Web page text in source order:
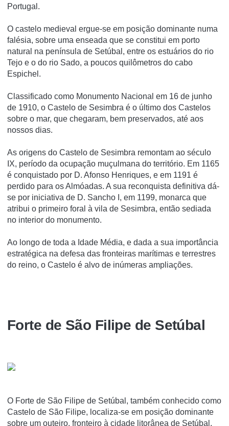
Portugal.
O castelo medieval ergue-se em posição dominante numa
falésia, sobre uma enseada que se constitui em porto
natural na pení­nsula de Setúbal, entre os estuários do rio
Tejo e o do rio Sado, a poucos quilômetros do cabo
Espichel.
Classificado como Monumento Nacional em 16 de junho
de 1910, o Castelo de Sesimbra é o último dos Castelos
sobre o mar, que chegaram, bem preservados, até aos
nossos dias.
As origens do Castelo de Sesimbra remontam ao século
IX, período da ocupação muçulmana do território. Em 1165
é conquistado por D. Afonso Henriques, e em 1191 é
perdido para os Almóadas. A sua reconquista definitiva dá-
se por iniciativa de D. Sancho I, em 1199, monarca que
atribui o primeiro foral à vila de Sesimbra, então sediada
no interior do monumento.
Ao longo de toda a Idade Média, e dada a sua importância
estratégica na defesa das fronteiras marítimas e terrestres
do reino, o Castelo é alvo de inúmeras ampliações.
Forte de São Filipe de Setúbal
O Forte de São Filipe de Setúbal, também conhecido como
Castelo de São Filipe, localiza-se em posição dominante
sobre um outeiro, fronteiro à cidade litorânea de Setúbal,